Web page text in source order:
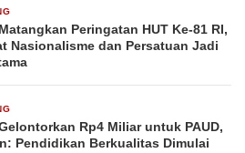
Peringatan HUT Ke-81 RI,
Nasionalisme dan Persatuan Jadi
Rp4 Miliar untuk PAUD,
Pendidikan Berkualitas Dimulai